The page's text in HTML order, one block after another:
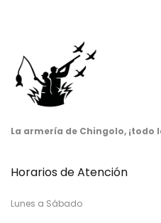
La armería de Chingolo, ¡todo
Horarios de Atención
Lunes a Sábado